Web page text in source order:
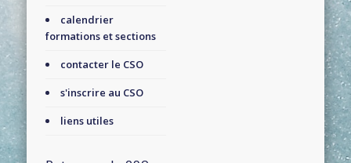
calendrier
formations et sections
contacter le CSO
s'inscrire au CSO
liens utiles